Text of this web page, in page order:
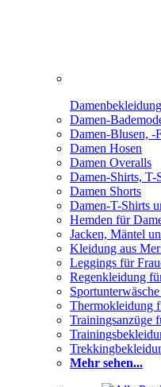
Damenbekleidung
Damen-
Damen-Blusen, -
Damen Hosen
Damen Overalls
Damen-Shirts, T-
Damen Shorts
Damen-T-Shirts
Hemden für
Jacken, Mäntel
Kleidung aus
Leggings für
Regenkleidung
Thermokleidung
Trainingsanzüge
Mehr sehen...